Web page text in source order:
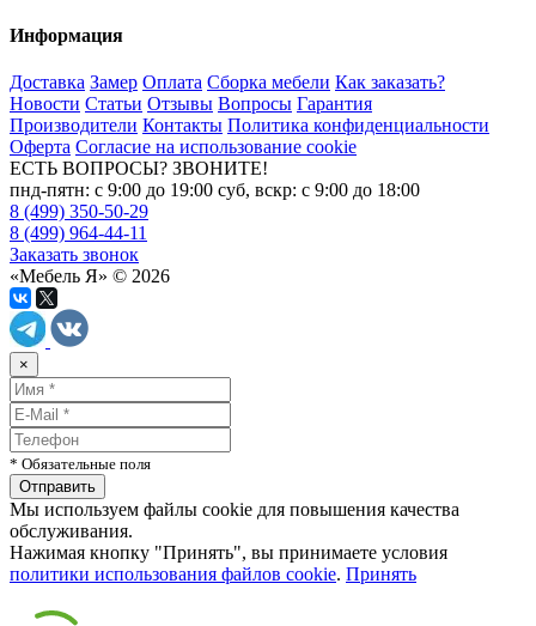
Информация
Доставка Замер Оплата Сборка мебели Как заказать?
Новости Статьи Отзывы Вопросы Гарантия
Производители Контакты Политика конфиденциальности
Оферта Согласие на использование cookie
ЕСТЬ ВОПРОСЫ? ЗВОНИТЕ!
пнд-пятн: с 9:00 до 19:00 суб, вскр: с 9:00 до 18:00
8 (499) 350-50-29
8 (499) 964-44-11
Заказать звонок
«Мебель Я» © 2026
×
* Обязательные поля
Мы используем файлы cookie для повышения качества
обслуживания.
Нажимая кнопку "Принять", вы принимаете условия
политики использования файлов cookie. Принять